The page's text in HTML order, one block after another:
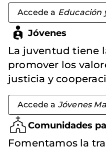
Accede a Educación
Jóvenes
La juventud tiene
promover los
justicia y
Accede a Jóvenes
Comunidades
Fomentamos la